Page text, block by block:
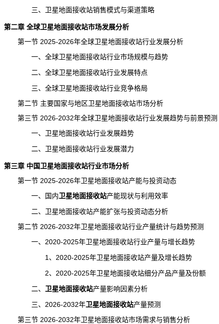
三、卫星地面接收站销售模式与渠道策略
第二章 全球卫星地面接收站市场发展分析
第一节 2025-2026年全球卫星地面接收站行业发展分析
一、全球卫星地面接收站行业市场规模与趋势
二、全球卫星地面接收站行业发展特点
三、全球卫星地面接收站行业竞争格局
第二节 主要国家与地区卫星地面接收站市场分析
第三节 2026-2032年全球卫星地面接收站行业发展趋势与前景预测
一、卫星地面接收站行业发展趋势
二、卫星地面接收站行业发展潜力
第三章 中国卫星地面接收站行业市场分析
第一节 2025-2026年卫星地面接收站产能与投资动态
一、国内卫星地面接收站产能现状与利用效率
二、卫星地面接收站产能扩张与投资动态分析
第二节 2026-2032年卫星地面接收站行业产量统计与趋势预测
一、2020-2025年卫星地面接收站行业产量与增长趋势
1、2020-2025年卫星地面接收站产量及增长趋势
2、2020-2025年卫星地面接收站细分产品产量及份额
二、 卫星地面接收站产量影响因素分析
三、2026-2032年卫星地面接收站产量预测
第三节 2026-2032年卫星地面接收站市场需求与销售分析